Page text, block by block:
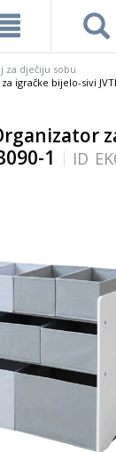
za dječiju sobu
igračke bijelo-sivi
1
ID